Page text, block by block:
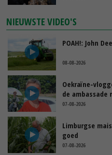
NIEUWSTE VIDEO'S
POAH!: John
08-08-2026
Oekraïne-
de ambassade
07-08-2026
Limburgse
goed
07-08-2026